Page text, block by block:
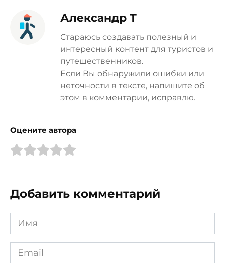
Александр Т
Стараюсь создавать полезный и
интересный контент для туристов и
путешественников.
Если Вы обнаружили ошибки или
неточности в тексте, напишите об
этом в комментарии, исправлю.
Оцените автора
Добавить комментарий
Имя
*
Email
*